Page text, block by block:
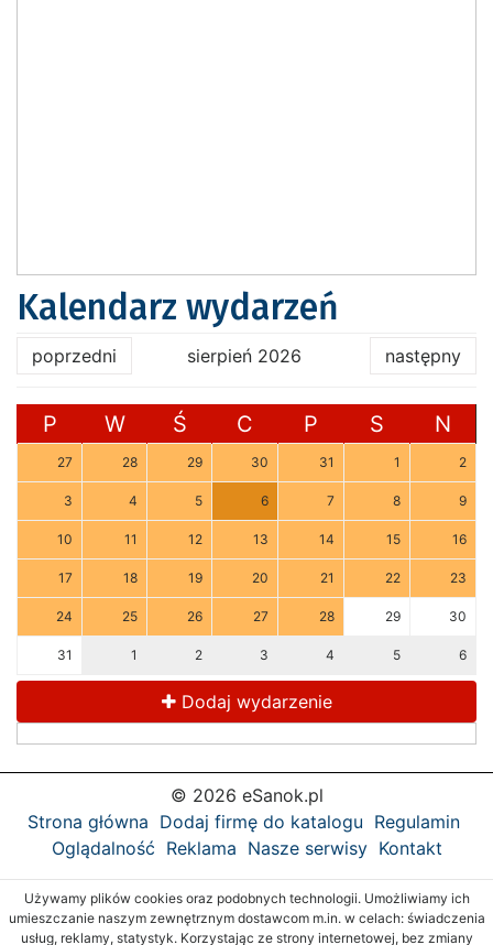
Kalendarz wydarzeń
poprzedni sierpień 2026 następny
P W Ś C P S N
27 28 29 30 31 1 2
3 4 5 6 7 8 9
10 11 12 13 14 15 16
17 18 19 20 21 22 23
24 25 26 27 28 29 30
31 1 2 3 4 5 6
Dodaj wydarzenie
© 2026 eSanok.pl
Strona główna Dodaj firmę do katalogu Regulamin
Oglądalność Reklama Nasze serwisy Kontakt
Używamy plików cookies oraz podobnych technologii. Umożliwiamy ich
umieszczanie naszym zewnętrznym dostawcom m.in. w celach: świadczenia
usług, reklamy, statystyk. Korzystając ze strony internetowej, bez zmiany